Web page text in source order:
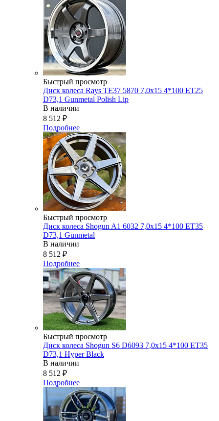
Быстрый просмотр
Диск колеса Rays TE37 5870 7,0x15 4*100 ET25
D73,1 Gunmetal Polish Lip
В наличии
8 512 ₽
Подробнее
Быстрый просмотр
Диск колеса Shogun A1 6032 7,0x15 4*100 ET35
D73,1 Gunmetal
В наличии
8 512 ₽
Подробнее
Быстрый просмотр
Диск колеса Shogun S6 D6093 7,0x15 4*100 ET35
D73,1 Hyper Black
В наличии
8 512 ₽
Подробнее